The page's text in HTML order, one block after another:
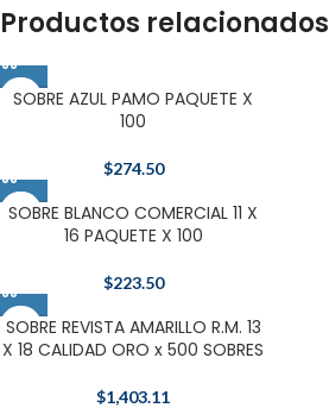
Productos relacionados
SOBRE AZUL PAMO PAQUETE X
100
$274.50
SOBRE BLANCO COMERCIAL 11 X
16 PAQUETE X 100
$223.50
SOBRE REVISTA AMARILLO R.M. 13
X 18 CALIDAD ORO x 500 SOBRES
$1,403.11